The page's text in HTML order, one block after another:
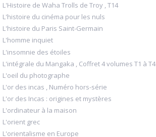
L'Histoire de Waha Trolls de Troy , T14
L'histoire du cinéma pour les nuls
L'histoire du Paris Saint-Germain
L'homme inquiet
L'insomnie des étoiles
L'intégrale du Mangaka , Coffret 4 volumes T1 à T4
L'oeil du photographe
L'or des incas , Numéro hors-série
L'or des Incas : origines et mystères
L'ordinateur à la maison
L'orient grec
L'orientalisme en Europe